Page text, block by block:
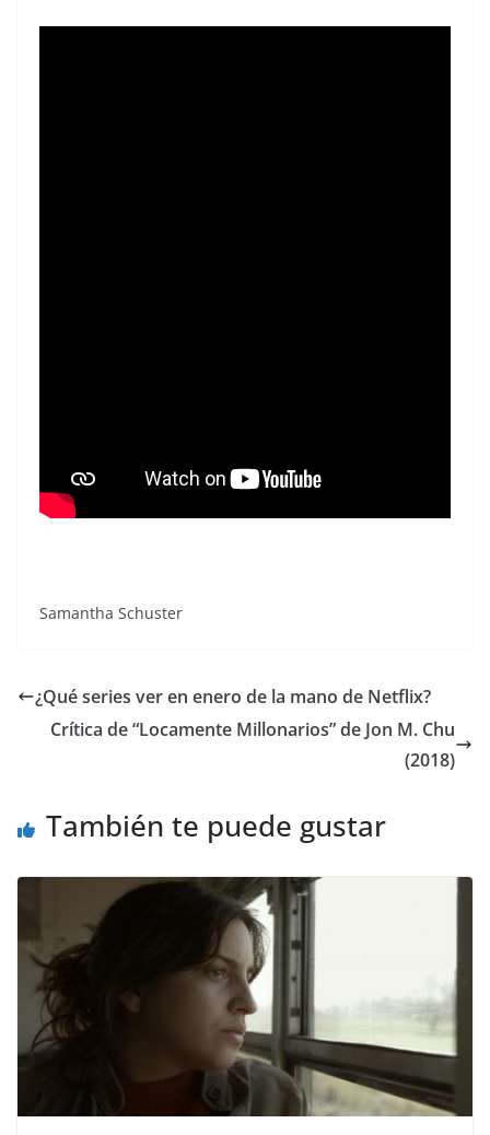
Samantha Schuster
¿Qué series ver en enero de la mano de Netflix?
Crítica de “Locamente Millonarios” de Jon M. Chu
(2018)
También te puede gustar